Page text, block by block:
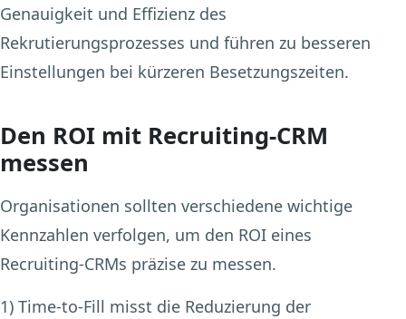
Genauigkeit und Effizienz des
Rekrutierungsprozesses und führen zu besseren
Einstellungen bei kürzeren Besetzungszeiten.
Den ROI mit Recruiting-CRM
messen
Organisationen sollten verschiedene wichtige
Kennzahlen verfolgen, um den ROI eines
Recruiting-CRMs präzise zu messen.
1) Time-to-Fill misst die Reduzierung der